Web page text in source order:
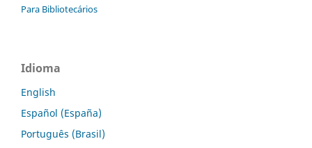
Para Bibliotecários
Idioma
English
Español (España)
Português (Brasil)